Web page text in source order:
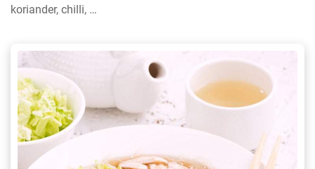
koriander, chilli, …